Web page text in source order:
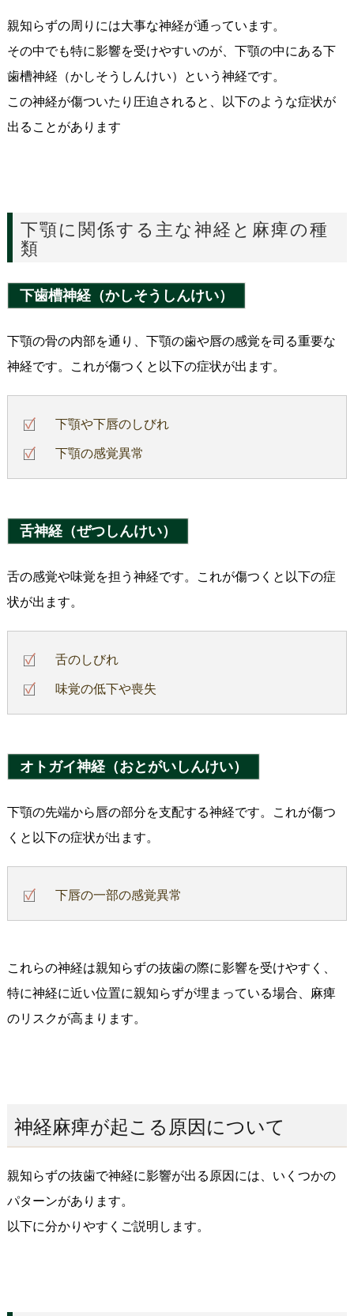
親知らずの周りには大事な神経が通っています。
その中でも特に影響を受けやすいのが、下顎の中にある下
歯槽神経（かしそうしんけい）という神経です。
この神経が傷ついたり圧迫されると、以下のような症状が
出ることがあります
下顎に関係する主な神経と麻痺の種
類
下歯槽神経（かしそうしんけい）
下顎の骨の内部を通り、下顎の歯や唇の感覚を司る重要な
神経です。これが傷つくと以下の症状が出ます。
下顎や下唇のしびれ
下顎の感覚異常
舌神経（ぜつしんけい）
舌の感覚や味覚を担う神経です。これが傷つくと以下の症
状が出ます。
舌のしびれ
味覚の低下や喪失
オトガイ神経（おとがいしんけい）
下顎の先端から唇の部分を支配する神経です。これが傷つ
くと以下の症状が出ます。
下唇の一部の感覚異常
これらの神経は親知らずの抜歯の際に影響を受けやすく、
特に神経に近い位置に親知らずが埋まっている場合、麻痺
のリスクが高まります。
神経麻痺が起こる原因について
親知らずの抜歯で神経に影響が出る原因には、いくつかの
パターンがあります。
以下に分かりやすくご説明します。